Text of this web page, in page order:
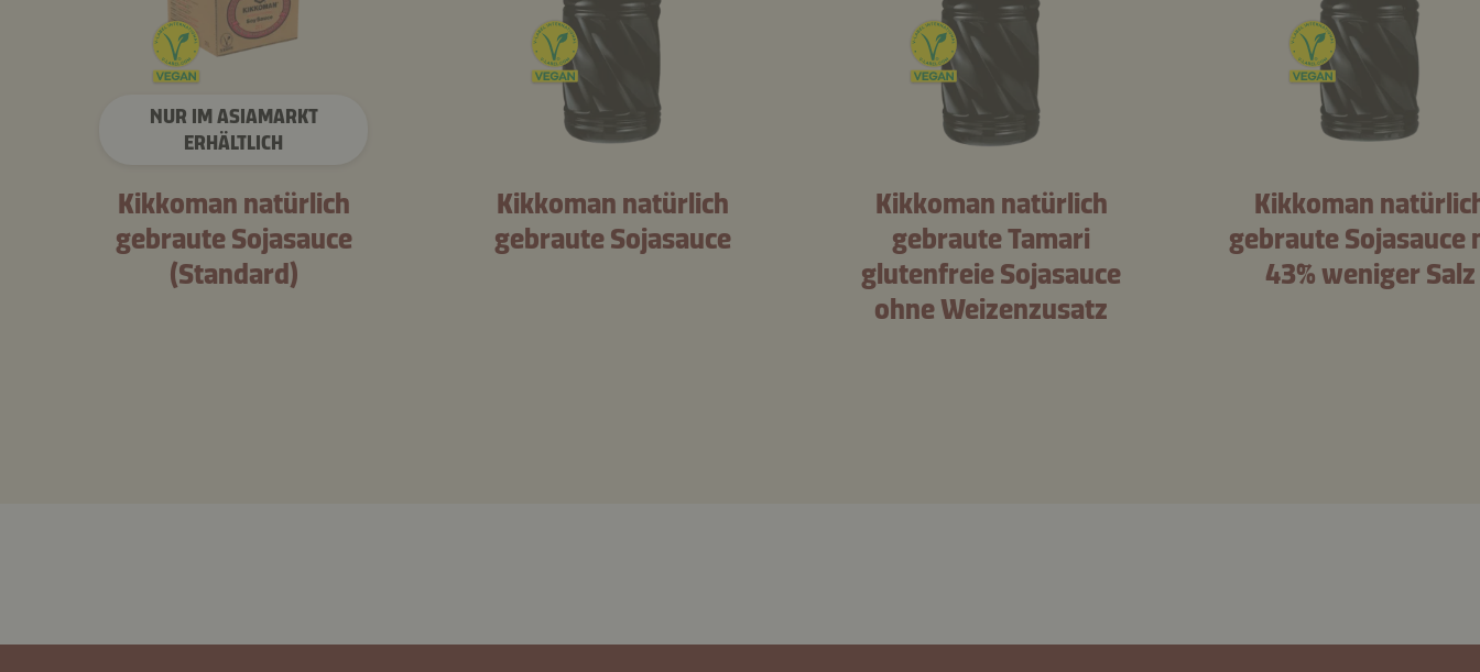
NUR IM ASIAMARKT
ERHÄLTLICH
Kikkoman natürlich
gebraute Sojasauce
(Standard)
Kikkoman natürlich
gebraute Sojasauce
Kikkoman natürlich
gebraute Tamari
glutenfreie Sojasauce
ohne Weizenzusatz
Kikkoman
gebraute Sojasauce
43% weniger Salz